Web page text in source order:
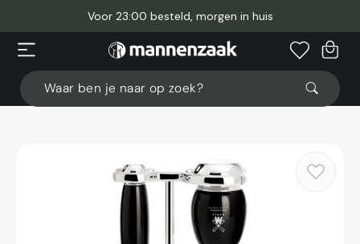
content
Voor 23:00 besteld, morgen in huis
Waar ben je naar op zoek?